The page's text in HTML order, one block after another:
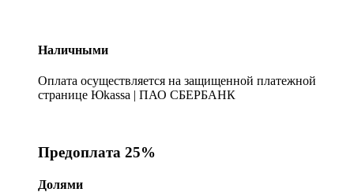
Наличными
Оплата осуществляется на защищенной платежной
странице Юkassa | ПАО СБЕРБАНК
Предоплата 25%
Долями